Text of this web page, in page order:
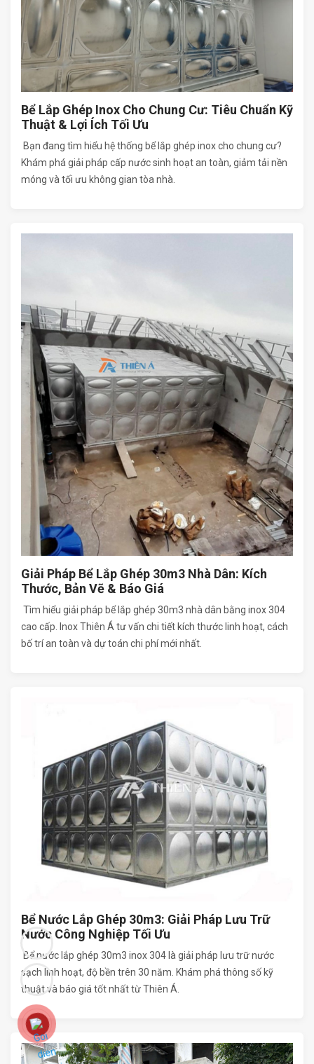
Bể Lắp Ghép Inox Cho Chung Cư: Tiêu Chuẩn Kỹ
Thuật & Lợi Ích Tối Ưu
Bạn đang tìm hiểu hệ thống bể lắp ghép inox cho chung cư?
Khám phá giải pháp cấp nước sinh hoạt an toàn, giảm tải nền
móng và tối ưu không gian tòa nhà.
Giải Pháp Bể Lắp Ghép 30m3 Nhà Dân: Kích
Thước, Bản Vẽ & Báo Giá
Tìm hiểu giải pháp bể lắp ghép 30m3 nhà dân bằng inox 304
cao cấp. Inox Thiên Á tư vấn chi tiết kích thước linh hoạt, cách
bố trí an toàn và dự toán chi phí mới nhất.
Bể Nước Lắp Ghép 30m3: Giải Pháp Lưu Trữ
Nước Công Nghiệp Tối Ưu
Bể nước lắp ghép 30m3 inox 304 là giải pháp lưu trữ nước
sạch linh hoạt, độ bền trên 30 năm. Khám phá thông số kỹ
thuật và báo giá tốt nhất từ Thiên Á.